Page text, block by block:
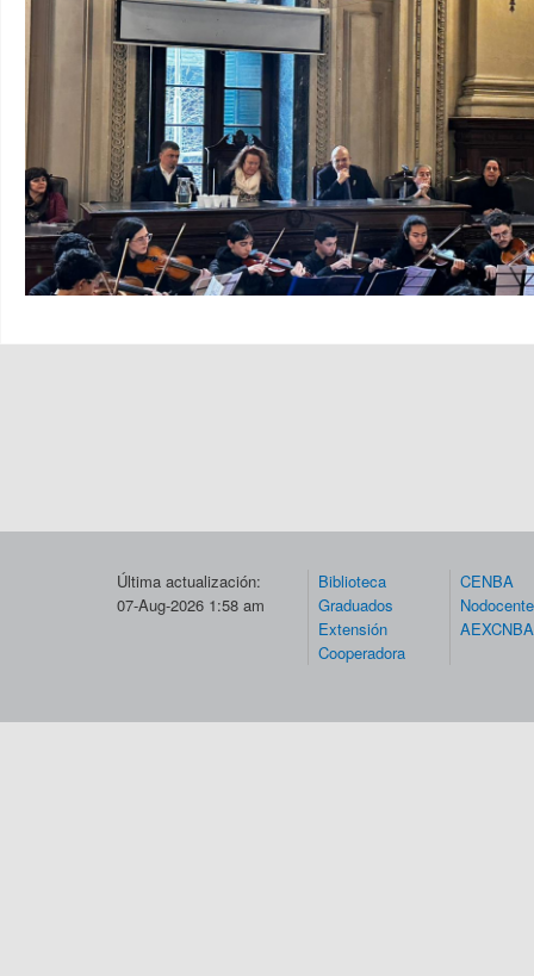
Última actualización:
07-Aug-2026 1:58 am
Biblioteca
Graduados
Extensión
Cooperadora
CENBA
AEXCNBA